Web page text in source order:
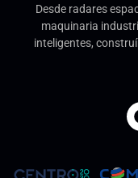
Desde radares
maquinaria
inteligentes,